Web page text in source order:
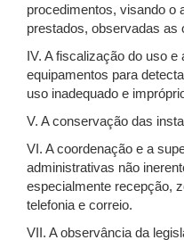
procedimentos, visando o
prestados, observadas as
IV. A fiscalização do uso
equipamentos para
uso inadequado e
V. A conservação das
VI. A coordenação e a
administrativas não
especialmente recepção,
telefonia e correio.
VII. A observância da